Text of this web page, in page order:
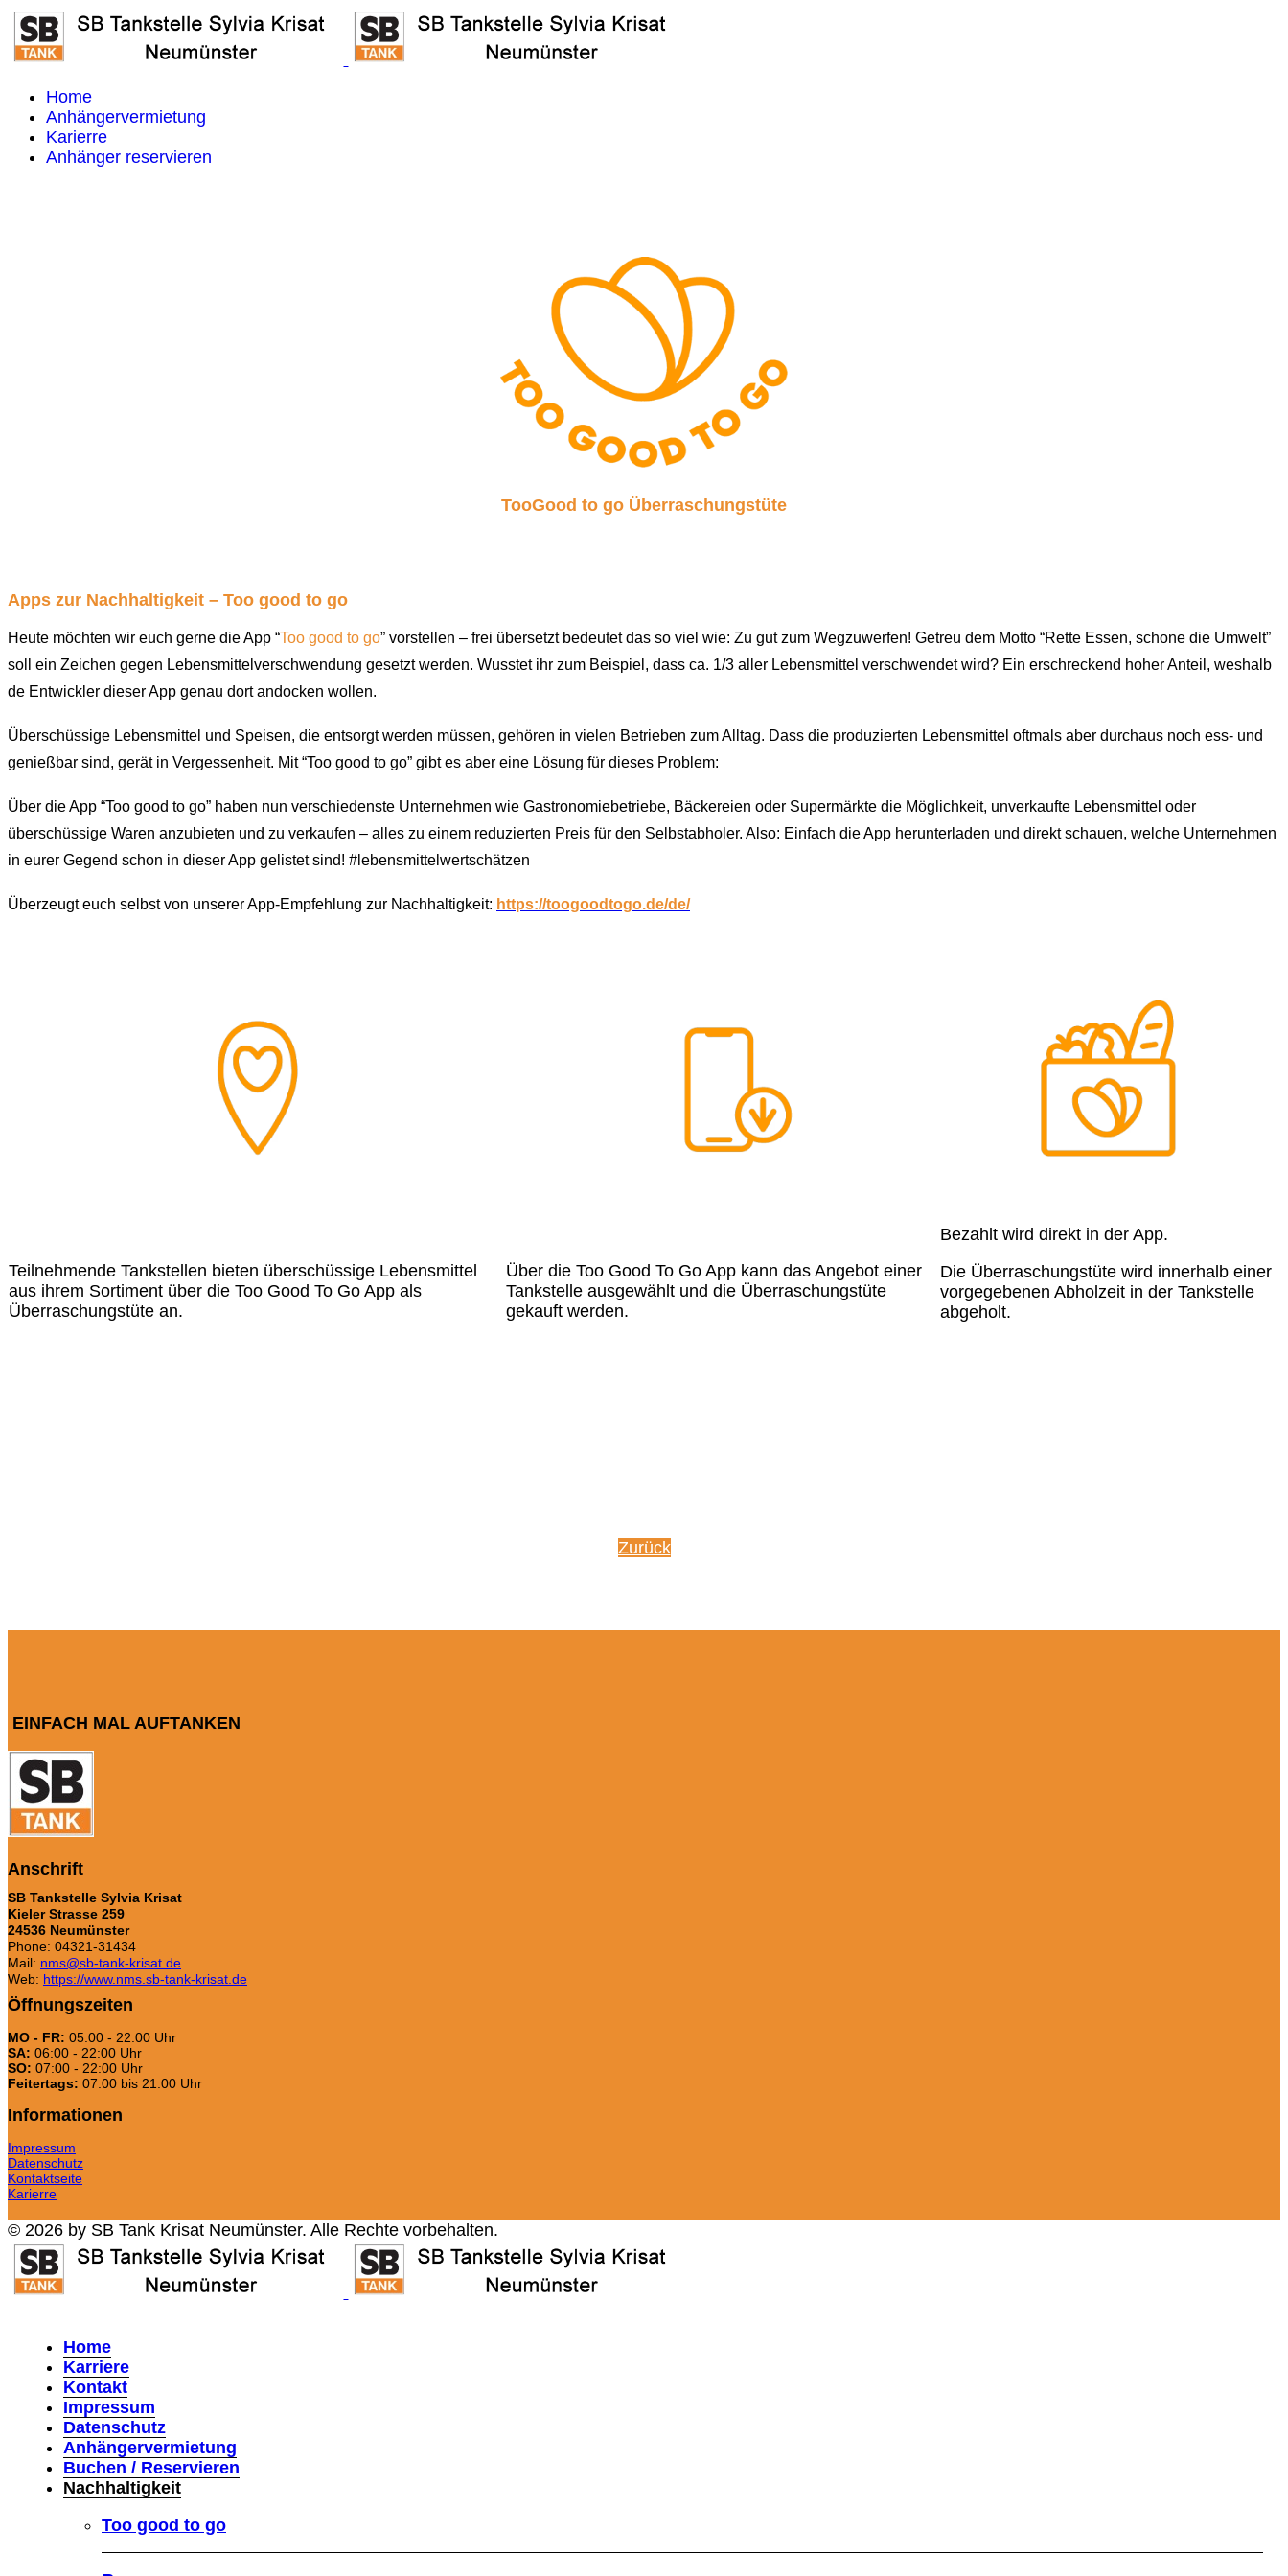
Home
Anhängervermietung
Karierre
Anhänger reservieren
TooGood to go Überraschungstüte
Apps zur Nachhaltigkeit – Too good to go
Heute möchten wir euch gerne die App “Too good to go” vorstellen – frei übersetzt bedeutet das so viel wie: Zu gut zum Wegzuwerfen! Getreu dem Motto “Rette Essen, schone die Umwelt”
soll ein Zeichen gegen Lebensmittelverschwendung gesetzt werden. Wusstet ihr zum Beispiel, dass ca. 1/3 aller Lebensmittel verschwendet wird? Ein erschreckend hoher Anteil, weshalb
de Entwickler dieser App genau dort andocken wollen.
Überschüssige Lebensmittel und Speisen, die entsorgt werden müssen, gehören in vielen Betrieben zum Alltag. Dass die produzierten Lebensmittel oftmals aber durchaus noch ess- und
genießbar sind, gerät in Vergessenheit. Mit “Too good to go” gibt es aber eine Lösung für dieses Problem:
Über die App “Too good to go” haben nun verschiedenste Unternehmen wie Gastronomiebetriebe, Bäckereien oder Supermärkte die Möglichkeit, unverkaufte Lebensmittel oder
überschüssige Waren anzubieten und zu verkaufen – alles zu einem reduzierten Preis für den Selbstabholer. Also: Einfach die App herunterladen und direkt schauen, welche Unternehmen
in eurer Gegend schon in dieser App gelistet sind! #lebensmittelwertschätzen
Überzeugt euch selbst von unserer App-Empfehlung zur Nachhaltigkeit: https://toogoodtogo.de/de/
Teilnehmende Tankstellen bieten überschüssige Lebensmittel
aus ihrem Sortiment über die Too Good To Go App als
Überraschungstüte an.
Über die Too Good To Go App kann das Angebot einer
Tankstelle ausgewählt und die Überraschungstüte
gekauft werden.
Bezahlt wird direkt in der App.
Die Überraschungstüte wird innerhalb einer
vorgegebenen Abholzeit in der Tankstelle
abgeholt.
Zurück
EINFACH MAL AUFTANKEN
Anschrift
SB Tankstelle Sylvia Krisat
Kieler Strasse 259
24536 Neumünster
Phone: 04321-31434
Mail: nms@sb-tank-krisat.de
Web: https://www.nms.sb-tank-krisat.de
Öffnungszeiten
MO - FR: 05:00 - 22:00 Uhr
SA: 06:00 - 22:00 Uhr
SO: 07:00 - 22:00 Uhr
Feitertags: 07:00 bis 21:00 Uhr
Informationen
Impressum
Datenschutz
Kontaktseite
Karierre
© 2026 by SB Tank Krisat Neumünster. Alle Rechte vorbehalten.
Home
Karriere
Kontakt
Impressum
Datenschutz
Anhängervermietung
Buchen / Reservieren
Nachhaltigkeit
Too good to go